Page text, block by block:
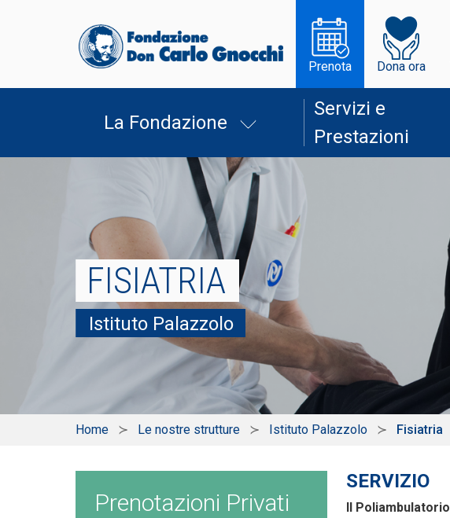
Prenota Dona ora
La Fondazione
Servizi e
Prestazioni
FISIATRIA
Istituto Palazzolo
Home Le nostre strutture Istituto Palazzolo Fisiatria
Prenotazioni Privati
SERVIZIO
Il Poliambulatorio